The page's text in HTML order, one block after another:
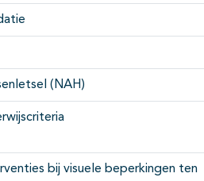
(NAH)
bij visuele beperkingen ten